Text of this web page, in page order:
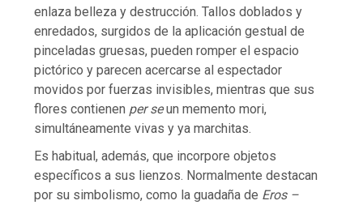
enlaza belleza y destrucción. Tallos doblados y
enredados, surgidos de la aplicación gestual de
pinceladas gruesas, pueden romper el espacio
pictórico y parecen acercarse al espectador
movidos por fuerzas invisibles, mientras que sus
flores contienen per seun memento mori,
simultáneamente vivas y ya marchitas.
Es habitual, además, que incorpore objetos
específicos a sus lienzos. Normalmente destacan
por su simbolismo, como la guadaña de Eros –